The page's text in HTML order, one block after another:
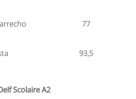
77
93,5
Scolaire A2